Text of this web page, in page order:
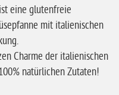
eine glutenfreie
mit italienischen
Charme der italienischen
natürlichen Zutaten!